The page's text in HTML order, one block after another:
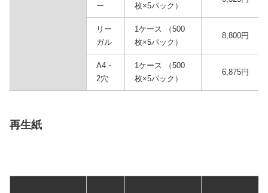
ー 枚×5パック）
リー
ガル
1ケース （500
枚×5パック）
8,800円
A4・
2穴
1ケース （500
枚×5パック）
6,875円
再生紙